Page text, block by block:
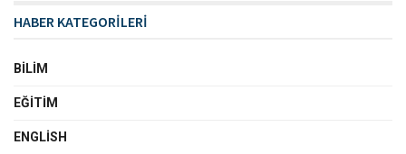
HABER KATEGORİLERİ
BILIM
EĞITIM
ENGLISH